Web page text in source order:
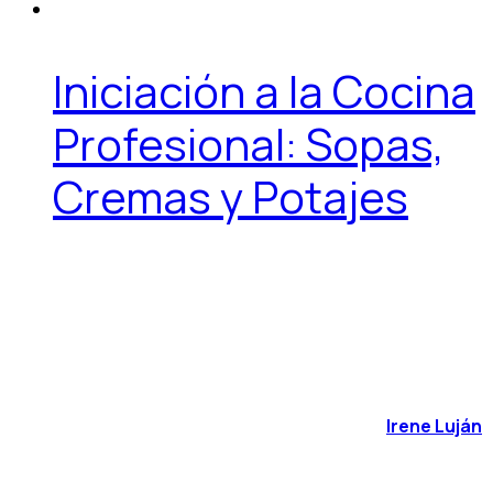
Iniciación a la Cocina
Profesional: Sopas,
Cremas y Potajes
Irene Luján